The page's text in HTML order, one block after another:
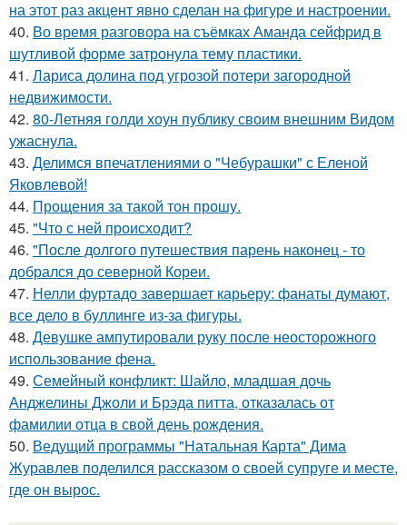
на этот раз акцент явно сделан на фигуре и настроении.
40. Во время разговора на съёмках Аманда сейфрид в
шутливой форме затронула тему пластики.
41. Лариса долина под угрозой потери загородной
недвижимости.
42. 80-Летняя голди хоун публику своим внешним Видом
ужаснула.
43. Делимся впечатлениями о "Чебурашки" с Еленой
Яковлевой!
44. Прощения за такой тон прошу.
45. "Что с ней происходит?
46. "После долгого путешествия парень наконец - то
добрался до северной Кореи.
47. Нелли фуртадо завершает карьеру: фанаты думают,
все дело в буллинге из-за фигуры.
48. Девушке ампутировали руку после неосторожного
использование фена.
49. Семейный конфликт: Шайло, младшая дочь
Анджелины Джоли и Брэда питта, отказалась от
фамилии отца в свой день рождения.
50. Ведущий программы "Натальная Карта" Дима
Журавлев поделился рассказом о своей супруге и месте,
где он вырос.